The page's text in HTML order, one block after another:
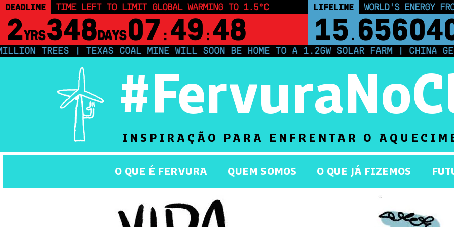
DEADLINE TIME LEFT TO LIMIT GLOBAL WARMING TO 1.5°C
2YRS348DAYS 07 : 49 : 47
LIFELINE LAND PROTECTED BY
TREES | TEXAS COAL MINE WILL SOON BE HOME TO A 1.2GW SOLAR FARM | CHINA
INSPIRAÇÃO PARA ENFRENTAR O
O QUE É FERVURA QUEM SOMOS O QUE JÁ FIZEMOS